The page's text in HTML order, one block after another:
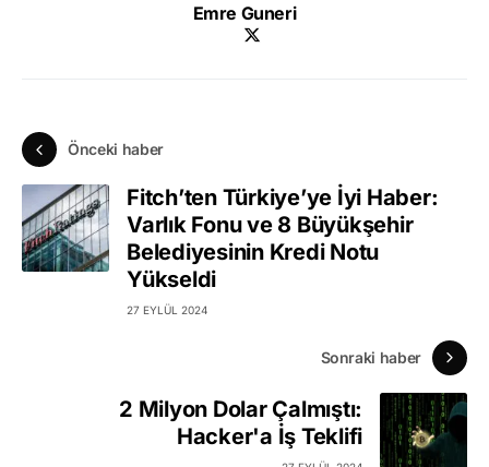
Emre Guneri
Önceki haber
Fitch’ten Türkiye’ye İyi Haber:
Varlık Fonu ve 8 Büyükşehir
Belediyesinin Kredi Notu
Yükseldi
27 EYLÜL 2024
Sonraki haber
2 Milyon Dolar Çalmıştı:
Hacker'a İş Teklifi